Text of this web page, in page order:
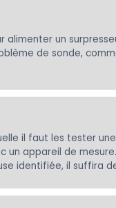
alimenter un
de sonde,
il faut les tester
un appareil de
identifiée, il suffira